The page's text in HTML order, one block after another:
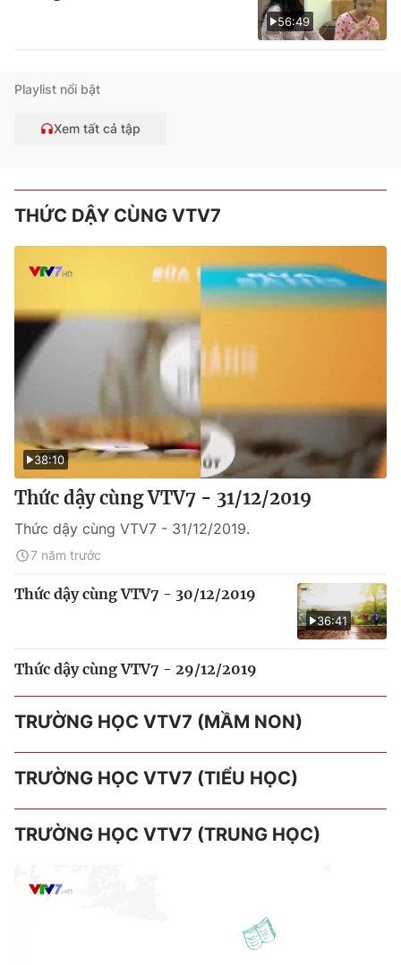
56:49
Playlist nổi bật
Xem tất cả tập
THỨC DẬY CÙNG VTV7
38:10
Thức dậy cùng VTV7 - 31/12/2019
Thức dậy cùng VTV7 - 31/12/2019.
7 năm trước
36:41
Thức dậy cùng VTV7 - 30/12/2019
Thức dậy cùng VTV7 - 29/12/2019
TRƯỜNG HỌC VTV7 (MẦM NON)
TRƯỜNG HỌC VTV7 (TIỂU HỌC)
TRƯỜNG HỌC VTV7 (TRUNG HỌC)